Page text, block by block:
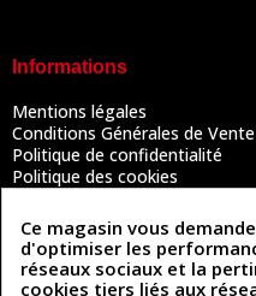
Informations
Mentions légales
Conditions Générales de Vente
Politique de confidentialité
Politique des cookies
Coordonnées
Ce magasin vous
d'optimiser les
réseaux sociaux et la
cookies tiers liés aux